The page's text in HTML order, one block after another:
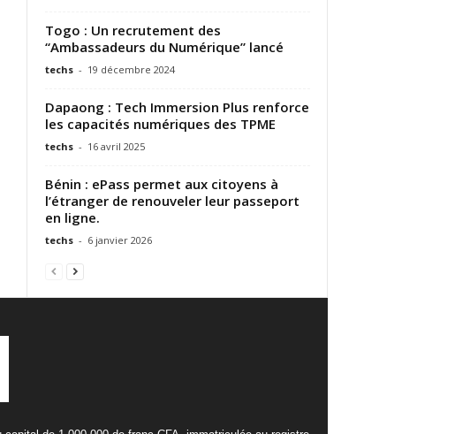
Togo : Un recrutement des
“Ambassadeurs du Numérique” lancé
techs - 19 décembre 2024
Dapaong : Tech Immersion Plus renforce
les capacités numériques des TPME
techs - 16 avril 2025
Bénin : ePass permet aux citoyens à
l’étranger de renouveler leur passeport
en ligne.
techs - 6 janvier 2026